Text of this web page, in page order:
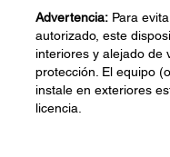
Advertencia: Para
autorizado, este
interiores y alejado de
protección. El equipo
instale en exteriores
licencia.